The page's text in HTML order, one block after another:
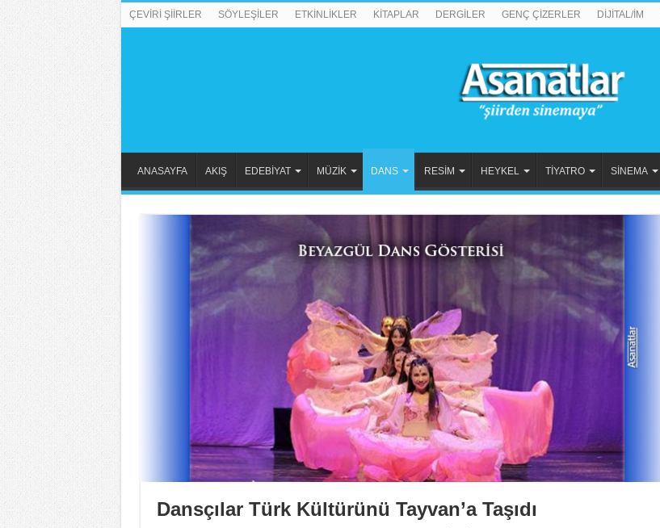
ÇEVİRİ ŞİİRLER SÖYLEŞİLER ETKİNLİKLER KİTAPLAR DERGİLER GENÇ ÇİZERLER DİJİTAL/İM
ANASAYFA AKIŞ EDEBİYAT MÜZİK DANS RESİM HEYKEL TİYATRO SİNEMA
Dansçılar Türk Kültürünü Tayvan’a Taşıdı